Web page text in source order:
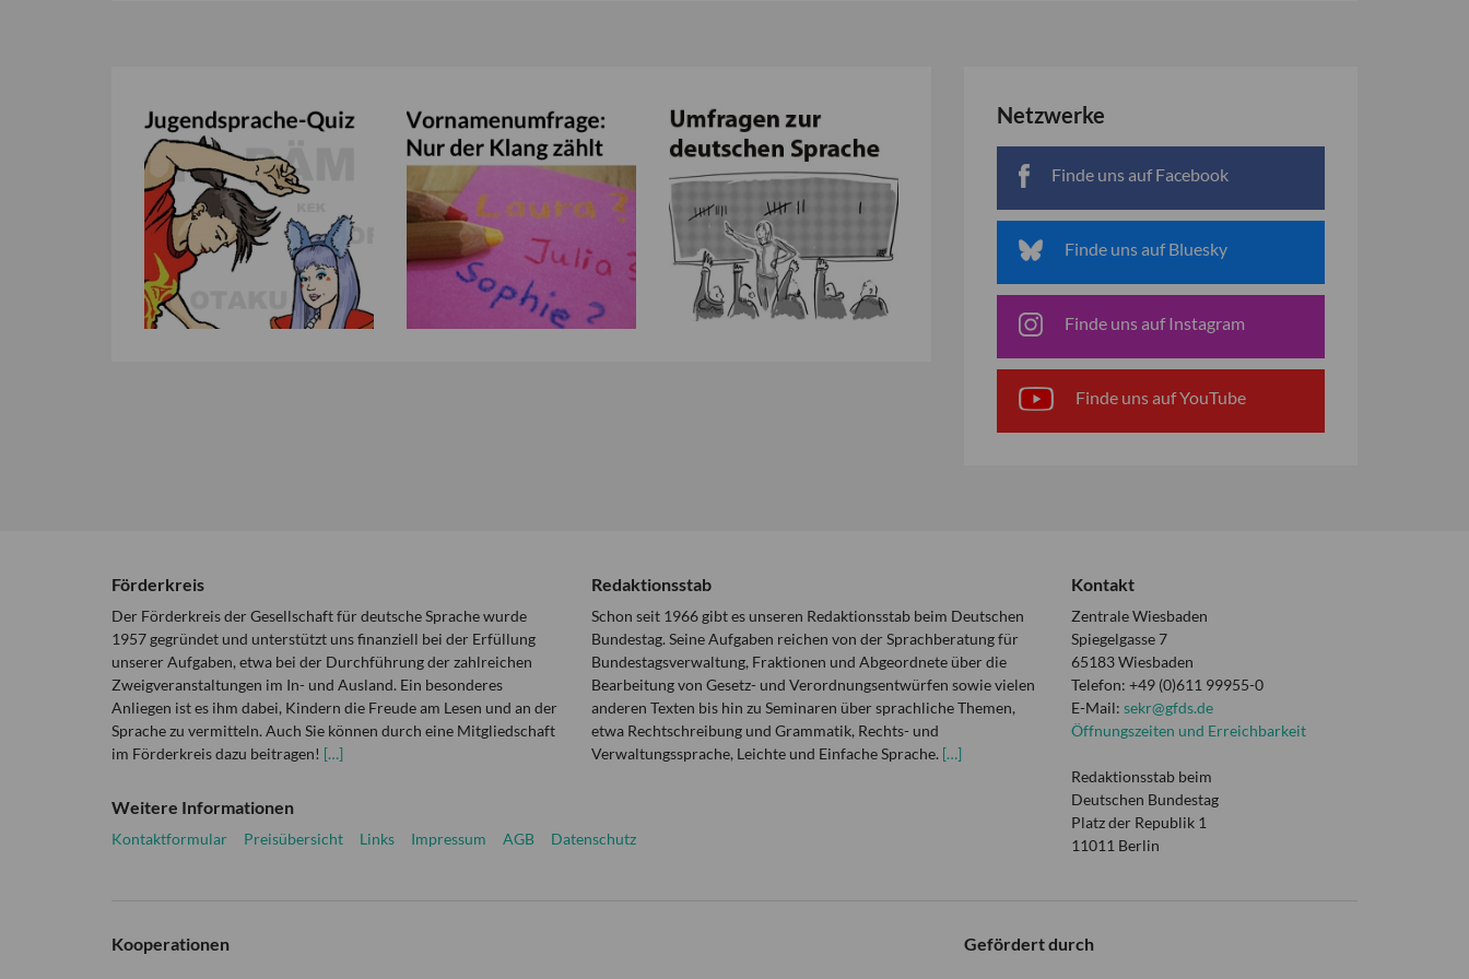
Netzwerke
Finde uns auf Facebook
Finde uns auf Bluesky
Finde uns auf Instagram
Finde uns auf YouTube
Förderkreis
Der Förderkreis der Gesellschaft für deutsche Sprache wurde
1957 gegründet und unterstützt uns finanziell bei der Erfüllung
unserer Aufgaben, etwa bei der Durchführung der zahlreichen
Zweigveranstaltungen im In- und Ausland. Ein besonderes
Anliegen ist es ihm dabei, Kindern die Freude am Lesen und an der
Sprache zu vermitteln. Auch Sie können durch eine Mitgliedschaft
im Förderkreis dazu beitragen! […]
Redaktionsstab
Schon seit 1966 gibt es unseren Redaktionsstab beim Deutschen
Bundestag. Seine Aufgaben reichen von der Sprachberatung für
Bundestagsverwaltung, Fraktionen und Abgeordnete über die
Bearbeitung von Gesetz- und Verordnungsentwürfen sowie vielen
anderen Texten bis hin zu Seminaren über sprachliche Themen,
etwa Rechtschreibung und Grammatik, Rechts- und
Verwaltungssprache, Leichte und Einfache Sprache. […]
Weitere Informationen
Kontaktformular Preisübersicht Links Impressum AGB Datenschutz
Kontakt
Zentrale Wiesbaden
Spiegelgasse 7
65183 Wiesbaden
Telefon: +49 (0)611 99955-0
E-Mail: sekr@gfds.de
Öffnungszeiten und Erreichbarkeit
Redaktionsstab beim
Deutschen Bundestag
Platz der Republik 1
11011 Berlin
Kooperationen Gefördert durch